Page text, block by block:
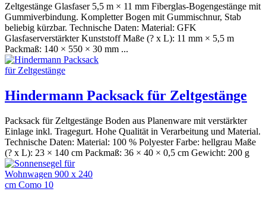
Zeltgestänge Glasfaser 5,5 m × 11 mm Fiberglas-Bogengestänge mit
Gummiverbindung. Kompletter Bogen mit Gummischnur, Stab
beliebig kürzbar. Technische Daten: Material: GFK
Glasfaserverstärkter Kunststoff Maße (? x L): 11 mm × 5,5 m
Packmaß: 140 × 550 × 30 mm ...
Hindermann Packsack für Zeltgestänge
Packsack für Zeltgestänge Boden aus Planenware mit verstärkter
Einlage inkl. Tragegurt. Hohe Qualität in Verarbeitung und Material.
Technische Daten: Material: 100 % Polyester Farbe: hellgrau Maße
(? x L): 23 × 140 cm Packmaß: 36 × 40 × 0,5 cm Gewicht: 200 g